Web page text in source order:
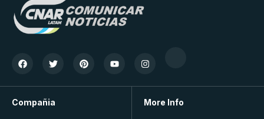
Compañia More Info